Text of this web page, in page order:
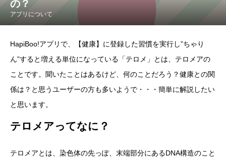
の？
アプリについて
HapiBoo!アプリで、【健康】に登録した習慣を実行し”ちゃり
ん”すると増える単位になっている「テロメ」とは、テロメアの
ことです。聞いたことはあるけど、何のことだろう？健康との関
係は？と思うユーザーの方も多いようで・・・簡単に解説したい
と思います。
テロメアってなに？
テロメアとは、染色体の先っぽ、末端部分にあるDNA構造のこと